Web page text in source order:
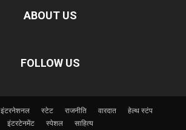
ABOUT US
FOLLOW US
इंटरनेशनल स्टेट राजनीति वारदात
हेल्थ स्टंप
इंटरटेनमेंट
स्पेशल साहित्य